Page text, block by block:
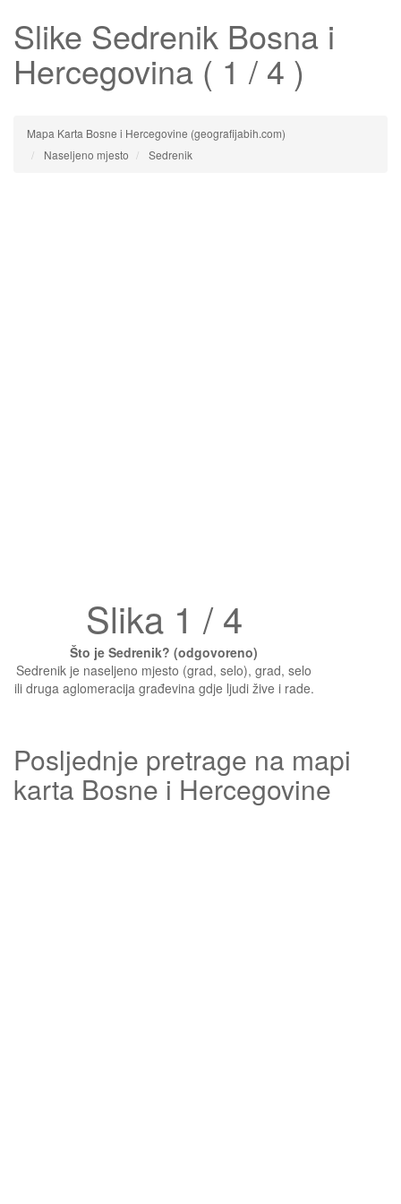
Slike Sedrenik Bosna i
Hercegovina ( 1 / 4 )
Mapa Karta Bosne i Hercegovine (geografijabih.com)
Naseljeno mjesto
Sedrenik
Slika 1 / 4
Što je Sedrenik? (odgovoreno)
Sedrenik je naseljeno mjesto (grad, selo), grad, selo
ili druga aglomeracija građevina gdje ljudi žive i rade.
Posljednje pretrage na mapi
karta Bosne i Hercegovine